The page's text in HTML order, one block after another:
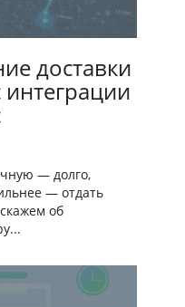
доставки
— долго,
— отдать
об